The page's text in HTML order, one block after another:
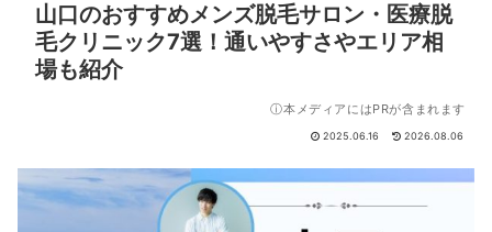
山口のおすすめメンズ脱毛サロン・医療脱
毛クリニック7選！通いやすさやエリア相
場も紹介
ⓘ本メディアにはPRが含まれます
2025.06.16 2026.08.06